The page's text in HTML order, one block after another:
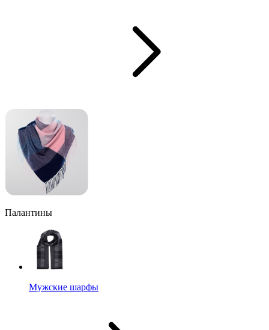
Палантины
Мужские шарфы